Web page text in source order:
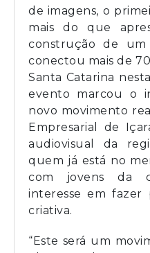
de imagens, o
mais do que
construção de
conectou mais de
Santa Catarina
evento marcou o
novo movimento
Empresarial de
audiovisual da
quem já está no
com jovens da
interesse em fazer
criativa.
“Este será um